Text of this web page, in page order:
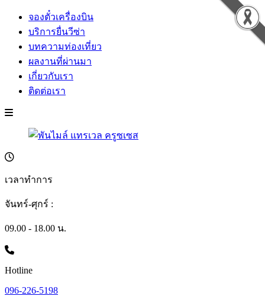
จองตั๋วเครื่องบิน
บริการยื่นวีซ่า
บทความท่องเที่ยว
ผลงานที่ผ่านมา
เกี่ยวกับเรา
ติดต่อเรา
เวลาทำการ
จันทร์-ศุกร์ :
09.00 - 18.00 น.
Hotline
096-226-5198